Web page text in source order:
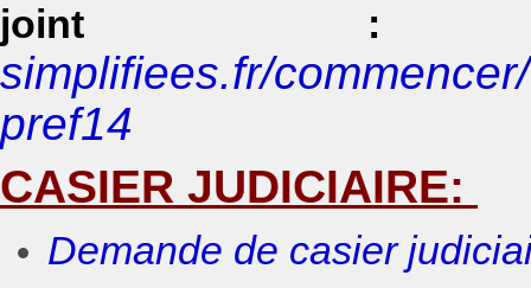
joint :
simplifiees.fr/
pref14
CASIER JUDICIAIRE:
Demande de casier